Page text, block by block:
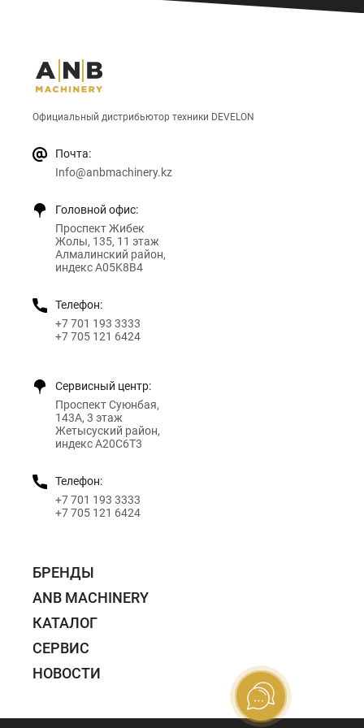
Официальный дистрибьютор техники DEVELON
Почта:
Info@anbmachinery.kz
Головной офис:
Проспект Жибек
Жолы, 135, 11 этаж
Алмалинский район,
индекс A05K8B4
Телефон:
+7 701 193 3333
+7 705 121 6424
Сервисный центр:
Проспект Суюнбая,
143А, 3 этаж
Жетысуский район,
индекс A20C6T3
Телефон:
+7 701 193 3333
+7 705 121 6424
БРЕНДЫ
ANB MACHINERY
КАТАЛОГ
СЕРВИС
НОВОСТИ